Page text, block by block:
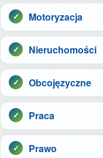
Motoryzacja
Nieruchomości
Obcojęzyczne
Praca
Prawo